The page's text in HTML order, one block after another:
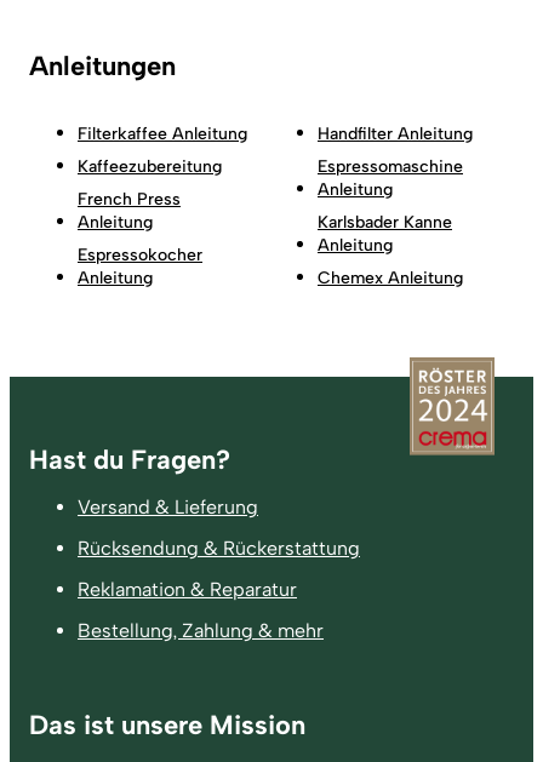
Anleitungen
Filterkaffee Anleitung
Kaffeezubereitung
French Press
Anleitung
Espressokocher
Anleitung
Handfilter Anleitung
Espressomaschine
Anleitung
Karlsbader Kanne
Anleitung
Chemex Anleitung
Fußzeile
Hast du Fragen?
Versand & Lieferung
Rücksendung & Rückerstattung
Reklamation & Reparatur
Bestellung, Zahlung & mehr
Das ist unsere Mission